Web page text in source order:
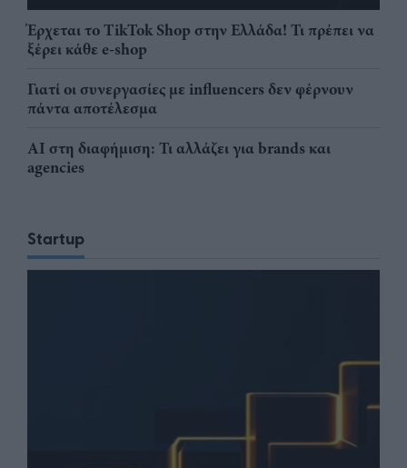
Έρχεται το TikTok Shop στην Ελλάδα! Τι πρέπει να
ξέρει κάθε e-shop
Γιατί οι συνεργασίες με influencers δεν φέρνουν
πάντα αποτέλεσμα
AI στη διαφήμιση: Τι αλλάζει για brands και
agencies
Startup